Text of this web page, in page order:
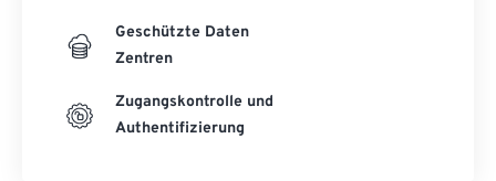
Geschützte Daten
Zentren
Zugangskontrolle und
Authentifizierung